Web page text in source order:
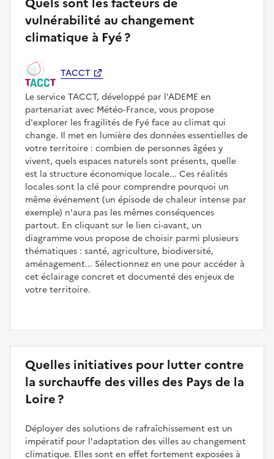
vulnérabilité au changement
climatique à Fyé ?
TACCT
Le service TACCT, développé par l'ADEME en
partenariat avec Météo‑France, vous propose
d'explorer les fragilités de Fyé face au climat qui
change. Il met en lumière des données essentielles de
votre territoire : combien de personnes âgées y
vivent, quels espaces naturels sont présents, quelle
est la structure économique locale... Ces réalités
locales sont la clé pour comprendre pourquoi un
même événement (un épisode de chaleur intense par
exemple) n'aura pas les mêmes conséquences
partout. En cliquant sur le lien ci-avant, un
diagramme vous propose de choisir parmi plusieurs
thématiques : santé, agriculture, biodiversité,
aménagement... Sélectionnez en une pour accéder à
cet éclairage concret et documenté des enjeux de
votre territoire.
Quelles initiatives pour lutter contre
la surchauffe des villes des Pays de la
Loire ?
Déployer des solutions de rafraîchissement est un
impératif pour l'adaptation des villes au changement
climatique. Elles sont en effet fortement exposées à